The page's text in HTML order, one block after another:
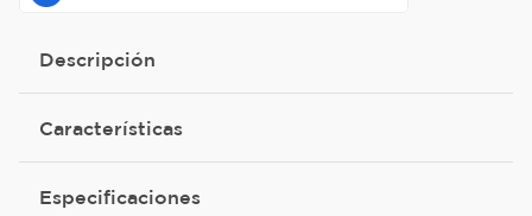
Descripción
Características
Especificaciones